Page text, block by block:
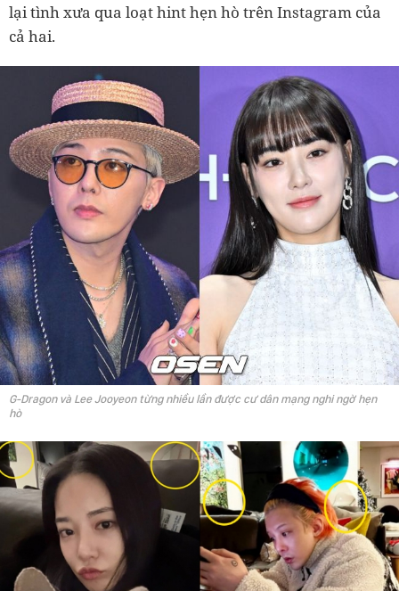
lại tình xưa qua loạt hint hẹn hò trên Instagram của
cả hai.
G-Dragon và Lee Jooyeon từng nhiều lần được cư dân mạng nghi ngờ hẹn
hò